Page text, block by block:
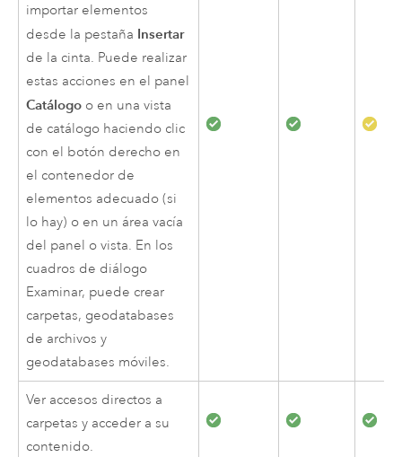
importar elementos
desde la pestaña Insertar
de la cinta. Puede realizar
estas acciones en el panel
Catálogo o en una vista
de catálogo haciendo clic
con el botón derecho en
el contenedor de
elementos adecuado (si
lo hay) o en un área vacía
del panel o vista. En los
cuadros de diálogo
Examinar, puede crear
carpetas, geodatabases
de archivos y
geodatabases móviles.
Ver accesos directos a
carpetas y acceder a su
contenido.